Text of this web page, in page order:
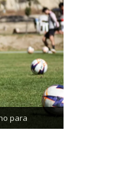
para
partido de